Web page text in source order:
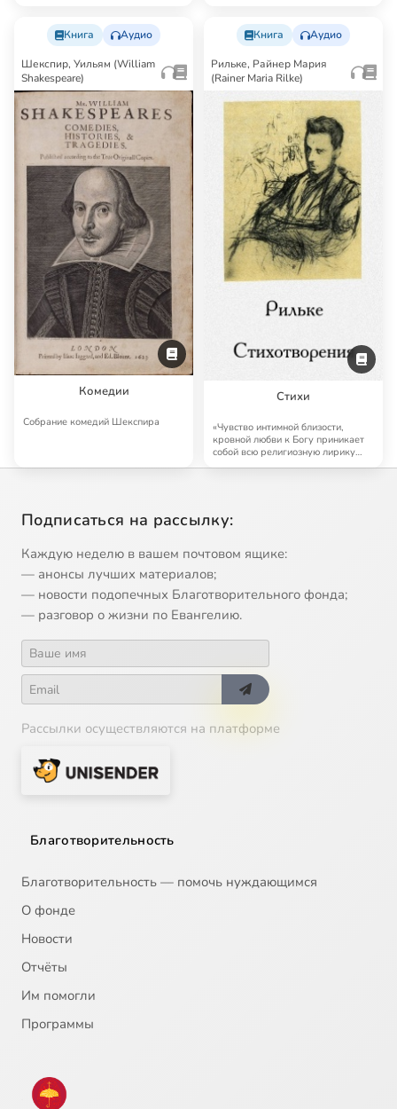
Книга Аудио
Шекспир, Уильям (William
Shakespeare)
Комедии
Собрание комедий Шекспира
Книга Аудио
Рильке, Райнер Мария
(Rainer Maria Rilke)
Стихи
«Чувство интимной близости,
кровной любви к Богу приникает
собой всю религиозную лирику
Рильке, и он…
Подписаться на рассылку:
Каждую неделю в вашем почтовом ящике:
— анонсы лучших материалов;
— новости подопечных Благотворительного фонда;
— разговор о жизни по Евангелию.
Рассылки осуществляются на платформе
Благотворительность
Благотворительность — помочь нуждающимся
О фонде
Новости
Отчёты
Им помогли
Программы